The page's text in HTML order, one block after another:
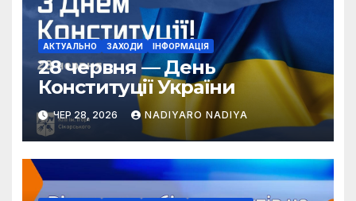
АКТУАЛЬНО ЗАХОДИ ІНФОРМАЦІЯ
28 червня — День
Конституції України
ЧЕР 28, 2026 NADIYARO NADIYA